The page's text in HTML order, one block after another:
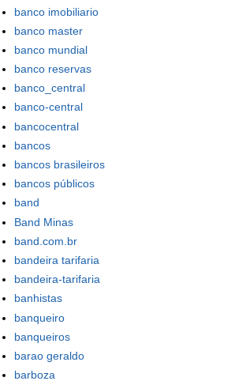
banco imobiliario
banco master
banco mundial
banco reservas
banco_central
banco-central
bancocentral
bancos
bancos brasileiros
bancos públicos
band
Band Minas
band.com.br
bandeira tarifaria
bandeira-tarifaria
banhistas
banqueiro
banqueiros
barao geraldo
barboza